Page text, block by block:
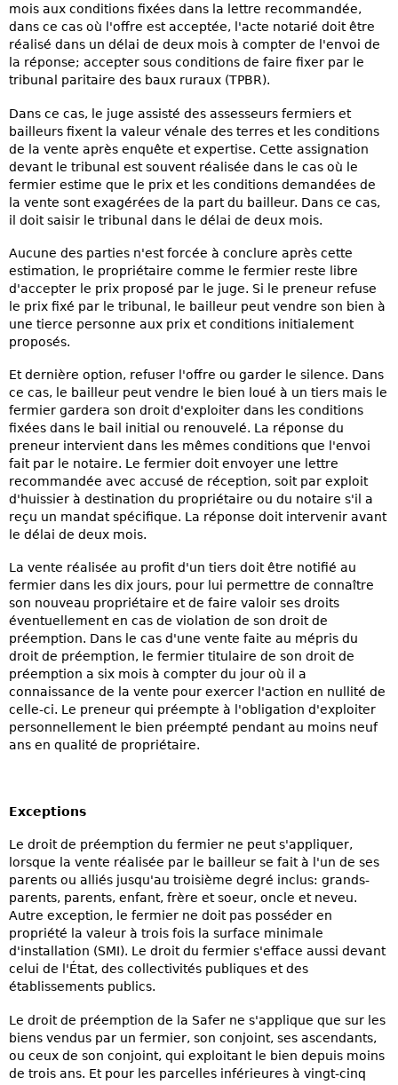
mois aux conditions fixées dans la lettre recommandée,
dans ce cas où l'offre est acceptée, l'acte notarié doit être
réalisé dans un délai de deux mois à compter de l'envoi de
la réponse; accepter sous conditions de faire fixer par le
tribunal paritaire des baux ruraux (TPBR).
Dans ce cas, le juge assisté des assesseurs fermiers et
bailleurs fixent la valeur vénale des terres et les conditions
de la vente après enquête et expertise. Cette assignation
devant le tribunal est souvent réalisée dans le cas où le
fermier estime que le prix et les conditions demandées de
la vente sont exagérées de la part du bailleur. Dans ce cas,
il doit saisir le tribunal dans le délai de deux mois.
Aucune des parties n'est forcée à conclure après cette
estimation, le propriétaire comme le fermier reste libre
d'accepter le prix proposé par le juge. Si le preneur refuse
le prix fixé par le tribunal, le bailleur peut vendre son bien à
une tierce personne aux prix et conditions initialement
proposés.
Et dernière option, refuser l'offre ou garder le silence. Dans
ce cas, le bailleur peut vendre le bien loué à un tiers mais le
fermier gardera son droit d'exploiter dans les conditions
fixées dans le bail initial ou renouvelé. La réponse du
preneur intervient dans les mêmes conditions que l'envoi
fait par le notaire. Le fermier doit envoyer une lettre
recommandée avec accusé de réception, soit par exploit
d'huissier à destination du propriétaire ou du notaire s'il a
reçu un mandat spécifique. La réponse doit intervenir avant
le délai de deux mois.
La vente réalisée au profit d'un tiers doit être notifié au
fermier dans les dix jours, pour lui permettre de connaître
son nouveau propriétaire et de faire valoir ses droits
éventuellement en cas de violation de son droit de
préemption. Dans le cas d'une vente faite au mépris du
droit de préemption, le fermier titulaire de son droit de
préemption a six mois à compter du jour où il a
connaissance de la vente pour exercer l'action en nullité de
celle-ci. Le preneur qui préempte à l'obligation d'exploiter
personnellement le bien préempté pendant au moins neuf
ans en qualité de propriétaire.
Exceptions
Le droit de préemption du fermier ne peut s'appliquer,
lorsque la vente réalisée par le bailleur se fait à l'un de ses
parents ou alliés jusqu'au troisième degré inclus: grands-
parents, parents, enfant, frère et soeur, oncle et neveu.
Autre exception, le fermier ne doit pas posséder en
propriété la valeur à trois fois la surface minimale
d'installation (SMI). Le droit du fermier s'efface aussi devant
celui de l'État, des collectivités publiques et des
établissements publics.
Le droit de préemption de la Safer ne s'applique que sur les
biens vendus par un fermier, son conjoint, ses ascendants,
ou ceux de son conjoint, qui exploitant le bien depuis moins
de trois ans. Et pour les parcelles inférieures à vingt-cinq